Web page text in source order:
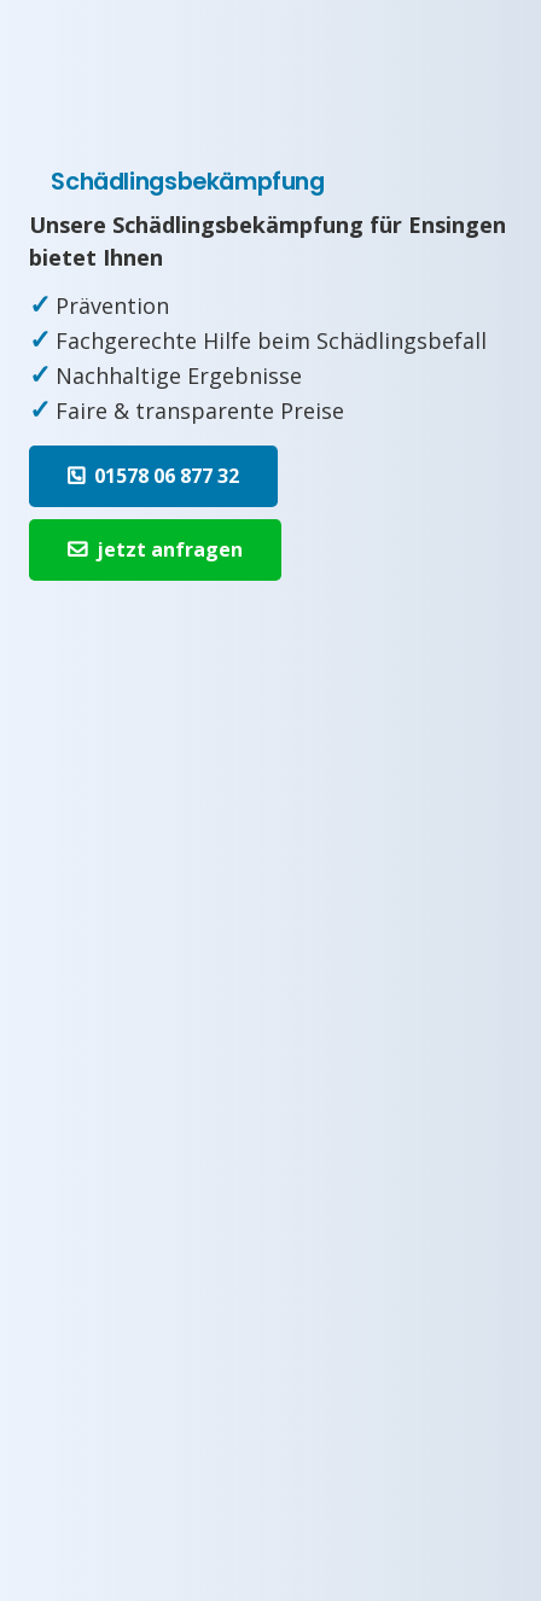
Schädlingsbekämpfung
Unsere Schädlingsbekämpfung für Ensingen
bietet Ihnen
✓ Prävention
✓ Fachgerechte Hilfe beim Schädlingsbefall
✓ Nachhaltige Ergebnisse
✓ Faire & transparente Preise
01578 06 877 32
jetzt anfragen